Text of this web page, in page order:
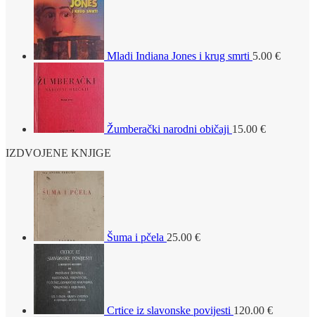
Mladi Indiana Jones i krug smrti 5.00 €
Žumberački narodni običaji 15.00 €
IZDVOJENE KNJIGE
Šuma i pčela 25.00 €
Crtice iz slavonske povijesti 120.00 €